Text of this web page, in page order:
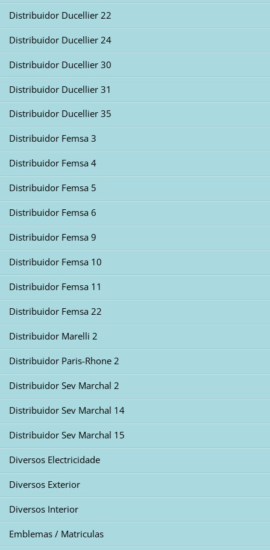
Distribuidor Ducellier 22
Distribuidor Ducellier 24
Distribuidor Ducellier 30
Distribuidor Ducellier 31
Distribuidor Ducellier 35
Distribuidor Femsa 3
Distribuidor Femsa 4
Distribuidor Femsa 5
Distribuidor Femsa 6
Distribuidor Femsa 9
Distribuidor Femsa 10
Distribuidor Femsa 11
Distribuidor Femsa 22
Distribuidor Marelli 2
Distribuidor Paris-Rhone 2
Distribuidor Sev Marchal 2
Distribuidor Sev Marchal 14
Distribuidor Sev Marchal 15
Diversos Electricidade
Diversos Exterior
Diversos Interior
Emblemas / Matriculas